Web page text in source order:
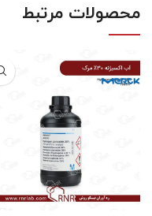
محصولات مرتبط